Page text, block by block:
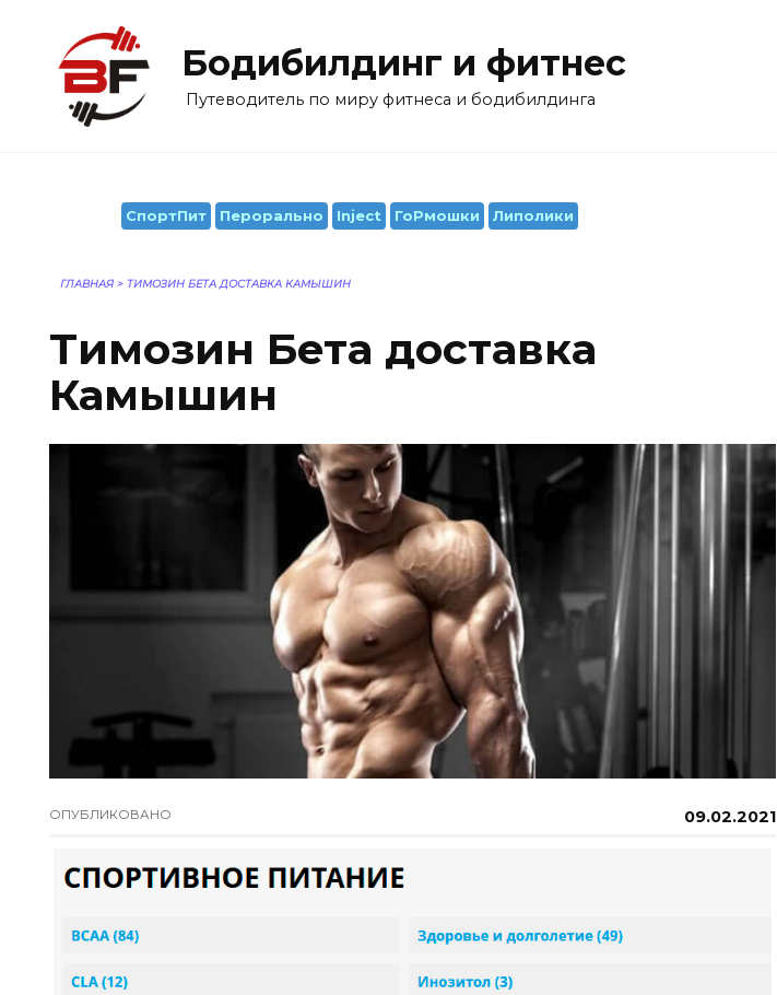
содержанию
Бодибилдинг и фитнес
Путеводитель по миру фитнеса и бодибилдинга
СпортПит Перорально Inject ГоРмошки Липолики
ГЛАВНАЯ > TИМОЗИН БЕТА ДОСТАВКА КАМЫШИН
Tимозин Бета доставка
Камышин
ОПУБЛИКОВАНО 09.02.2021